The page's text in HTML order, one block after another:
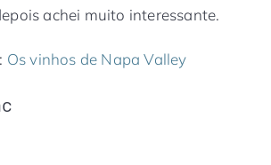
achei muito interessante.
Os vinhos de Napa Valley